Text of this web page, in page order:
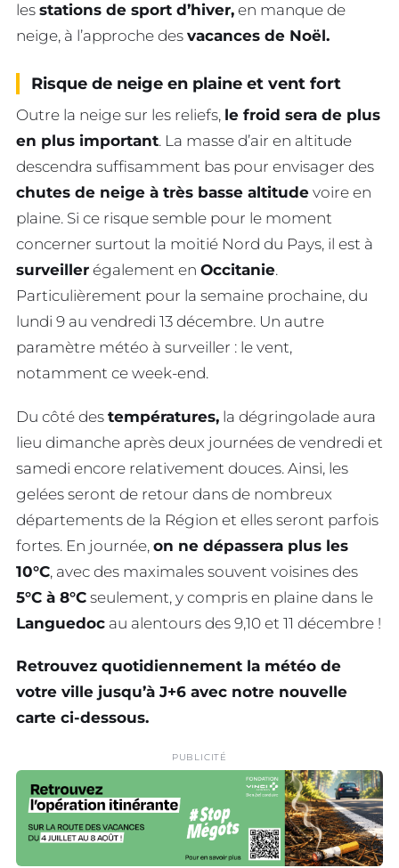
les stations de sport d’hiver, en manque de
neige, à l’approche des vacances de Noël.
Risque de neige en plaine et vent fort
Outre la neige sur les reliefs, le froid sera de plus
en plus important. La masse d’air en altitude
descendra suffisamment bas pour envisager des
chutes de neige à très basse altitude voire en
plaine. Si ce risque semble pour le moment
concerner surtout la moitié Nord du Pays, il est à
surveiller également en Occitanie.
Particulièrement pour la semaine prochaine, du
lundi 9 au vendredi 13 décembre. Un autre
paramètre météo à surveiller : le vent,
notamment ce week-end.
Du côté des températures, la dégringolade aura
lieu dimanche après deux journées de vendredi et
samedi encore relativement douces. Ainsi, les
gelées seront de retour dans de nombreux
départements de la Région et elles seront parfois
fortes. En journée, on ne dépassera plus les
10°C, avec des maximales souvent voisines des
5°C à 8°C seulement, y compris en plaine dans le
Languedoc au alentours des 9,10 et 11 décembre !
Retrouvez quotidiennement la météo de
votre ville jusqu’à J+6 avec notre nouvelle
carte ci-dessous.
PUBLICITÉ